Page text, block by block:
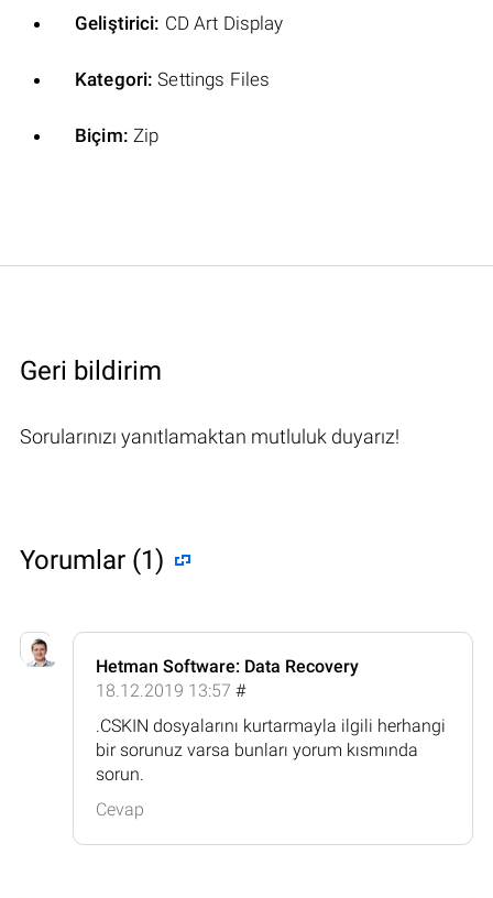
Geliştirici: CD Art Display
Kategori: Settings Files
Biçim: Zip
Geri bildirim
Sorularınızı yanıtlamaktan mutluluk duyarız!
Yorumlar (1)
Hetman Software: Data Recovery
18.12.2019 13:57 #
.CSKIN dosyalarını kurtarmayla ilgili herhangi
bir sorunuz varsa bunları yorum kısmında
sorun.
Cevap